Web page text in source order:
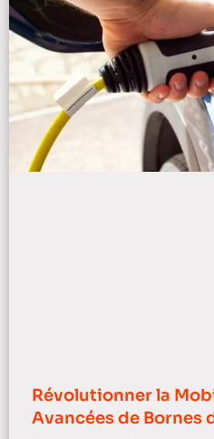
Révolutionner la
Avancées de Bornes